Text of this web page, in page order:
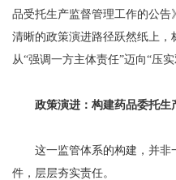
品受托生产监督管理工作的公告
清晰的政策演进路径跃然纸上
从“强调一方主体责任”迈向“压
政策演进：构建药品委托生
这一监管体系的构建，并非
件，层层夯实责任。